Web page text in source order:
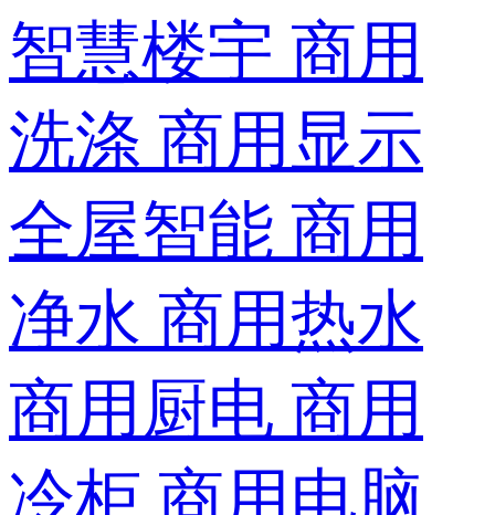
智慧楼宇 商用
洗涤 商用显示
全屋智能 商用
净水 商用热水
商用厨电 商用
冷柜 商用电脑